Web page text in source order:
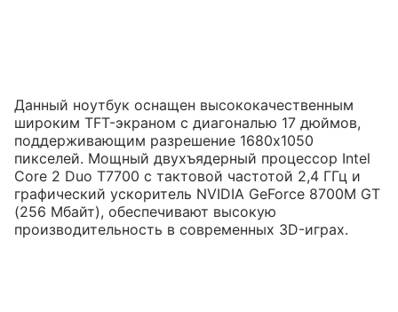
Данный ноутбук оснащен высококачественным
широким TFT-экраном с диагональю 17 дюймов,
поддерживающим разрешение 1680х1050
пикселей. Мощный двухъядерный процессор Intel
Core 2 Duo T7700 с тактовой частотой 2,4 ГГц и
графический ускоритель NVIDIA GeForce 8700M GT
(256 Мбайт), обеспечивают высокую
производительность в современных 3D-играх.